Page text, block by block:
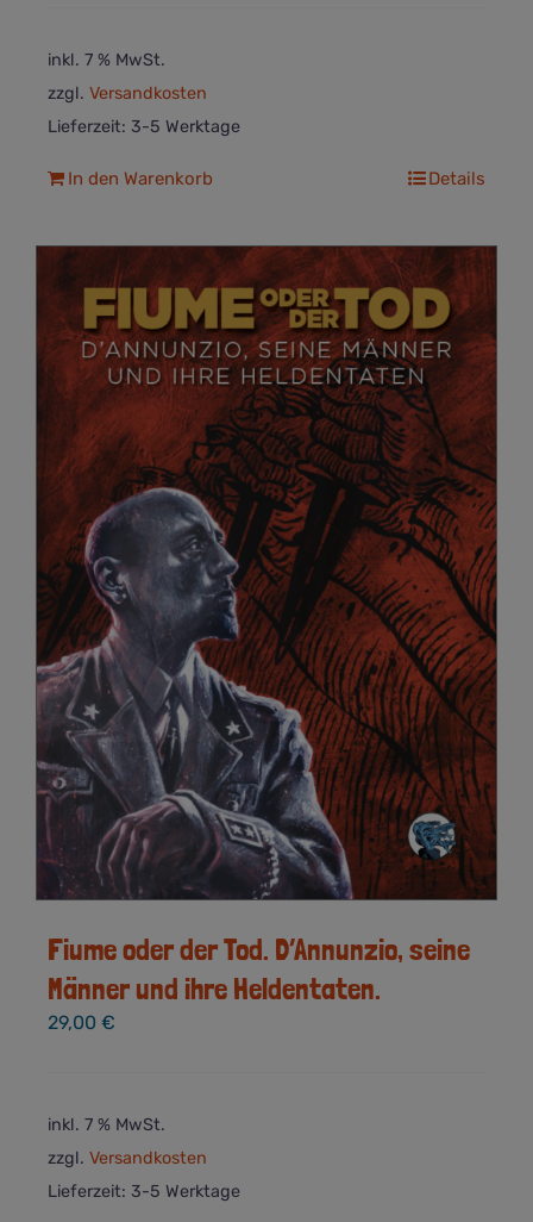
inkl. 7 % MwSt.
zzgl. Versandkosten
Lieferzeit: 3-5 Werktage
In den Warenkorb Details
Fiume oder der Tod. D’Annunzio, seine
Männer und ihre Heldentaten.
29,00 €
inkl. 7 % MwSt.
zzgl. Versandkosten
Lieferzeit: 3-5 Werktage